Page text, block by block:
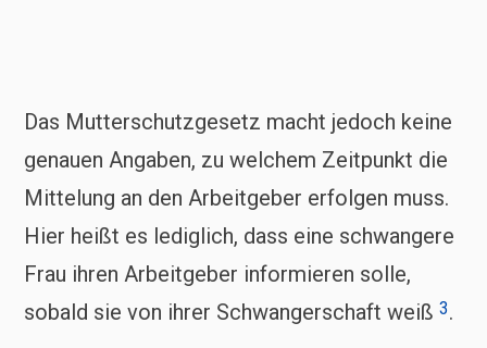
Das Mutterschutzgesetz macht jedoch keine
genauen Angaben, zu welchem Zeitpunkt die
Mittelung an den Arbeitgeber erfolgen muss.
Hier heißt es lediglich, dass eine schwangere
Frau ihren Arbeitgeber informieren solle,
sobald sie von ihrer Schwangerschaft weiß 3.